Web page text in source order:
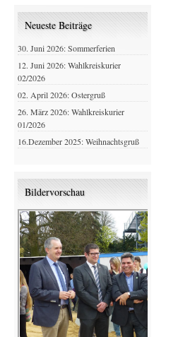
Neueste Beiträge
30. Juni 2026: Sommerferien
12. Juni 2026: Wahlkreiskurier
02/2026
02. April 2026: Ostergruß
26. März 2026: Wahlkreiskurier
01/2026
16.Dezember 2025: Weihnachtsgruß
Bildervorschau